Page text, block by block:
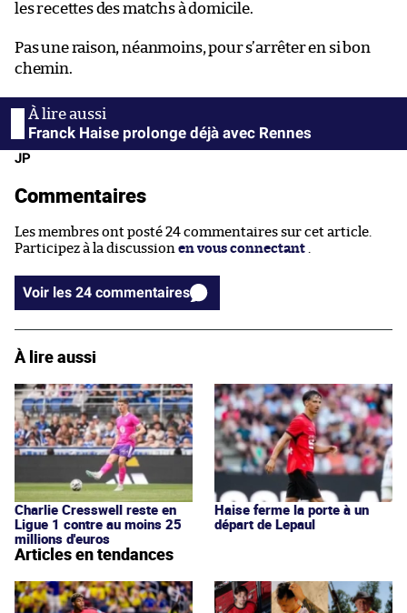
les recettes des matchs à domicile.
Pas une raison, néanmoins, pour s’arrêter en si bon
chemin.
Franck Haise prolonge déjà avec Rennes
JP
Commentaires
Les membres ont posté 24 commentaires sur cet article.
Participez à la discussion en vous connectant .
Voir les 24 commentaires
À lire aussi
Charlie Cresswell reste en
Ligue 1 contre au moins 25
millions d'euros
Haise ferme la porte à un
départ de Lepaul
Articles en tendances